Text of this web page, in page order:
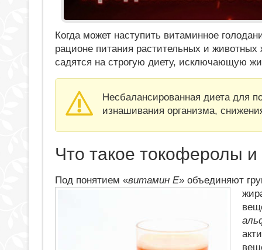
Когда может наступить витаминное
рационе питания растительных и
садятся на строгую диету, исключающую
Несбалансированная диета для
изнашивания организма,
Что такое токоферолы
Под понятием «витамин Е» объединяют